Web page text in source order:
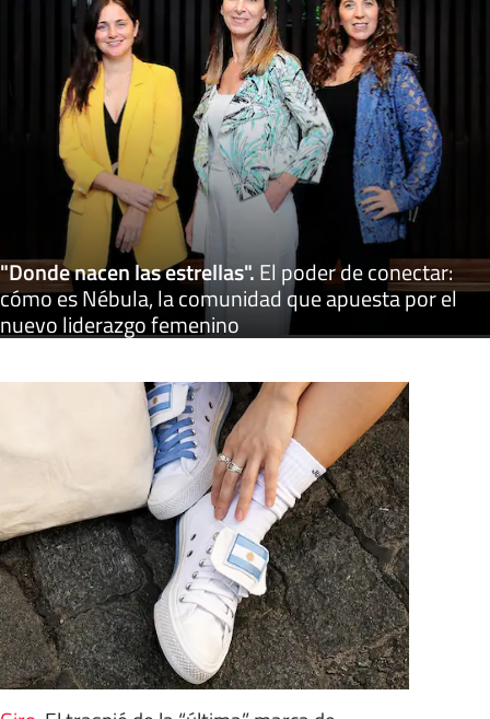
"Donde nacen las estrellas".El poder de conectar:
cómo es Nébula, la comunidad que apuesta por el
nuevo liderazgo femenino